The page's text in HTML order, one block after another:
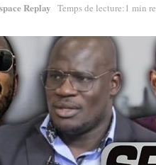
Replay Temps de lecture:1 min